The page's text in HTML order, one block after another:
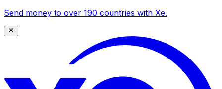
Send money to over 190 countries with Xe.